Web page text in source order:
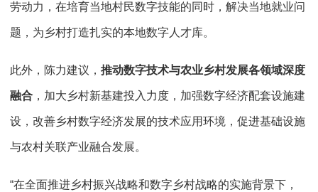
劳动力，在培育当地村民数字技能的同时，解决当地就业问
题，为乡村打造扎实的本地数字人才库。
此外，陈力建议， 推动数字技术与农业乡村发展各领域深度
融合 ，加大乡村新基建投入力度，加强数字经济配套设施建
设，改善乡村数字经济发展的技术应用环境，促进基础设施
与农村关联产业融合发展。
“在全面推进乡村振兴战略和数字乡村战略的实施背景下，